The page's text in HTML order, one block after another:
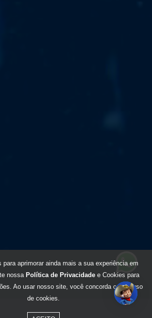
para aprimorar ainda mais a sua experiência em
nossa Política de Privacidade e Cookies para
Ao usar nosso site, você concorda com o uso
de cookies.